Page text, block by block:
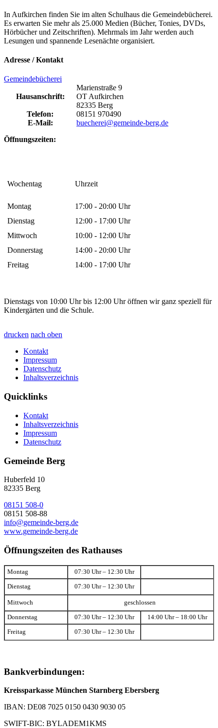
In Aufkirchen finden Sie im alten Schulhaus die Gemeindebücherei.
Es erwarten Sie mehr als 25.000 Medien (Bücher, Tonies, DVDs,
Hörbücher und Zeitschriften). Mehrmals im Jahr werden auch
Lesungen und spannende Lesenächte organisiert.
Adresse / Kontakt
Gemeindebücherei
Hausanschrift:
Marienstraße 9
OT Aufkirchen
82335 Berg
Telefon:
08151 970490
E-Mail:
buecherei@gemeinde-berg.de
Öffnungszeiten:
Wochentag Uhrzeit
Montag
17:00 - 20:00 Uhr
Dienstag
12:00 - 17:00 Uhr
Mittwoch
10:00 - 12:00 Uhr
Donnerstag
14:00 - 20:00 Uhr
Freitag
14:00 - 17:00 Uhr
Dienstags von 10:00 Uhr bis 12:00 Uhr öffnen wir ganz speziell für
Kindergärten und die Schule.
drucken nach oben
Kontakt
Impressum
Datenschutz
Inhaltsverzeichnis
Quicklinks
Kontakt
Inhaltsverzeichnis
Impressum
Datenschutz
Gemeinde Berg
Huberfeld 10
82335 Berg
08151 508-0
08151 508-88
info@gemeinde-berg.de
www.gemeinde-berg.de
Öffnungszeiten des Rathauses
Montag 07:30 Uhr – 12:30 Uhr
Dienstag 07:30 Uhr – 12:30 Uhr
Mittwoch geschlossen
Donnerstag 07:30 Uhr – 12:30 Uhr 14:00 Uhr – 18:00 Uhr
Freitag 07:30 Uhr – 12:30 Uhr
Bankverbindungen:
Kreissparkasse München Starnberg Ebersberg
IBAN: DE08 7025 0150 0430 9030 05
SWIFT-BIC: BYLADEM1KMS